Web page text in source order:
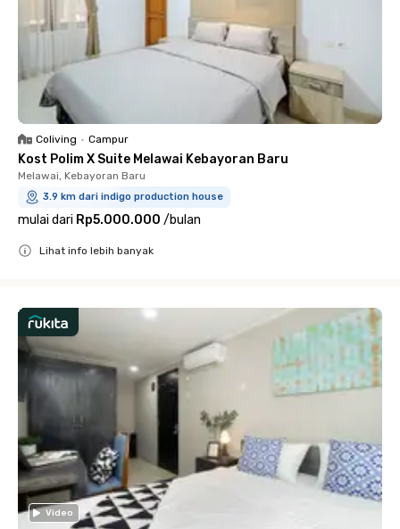
Coliving • Campur
Kost Polim X Suite Melawai Kebayoran Baru
Melawai, Kebayoran Baru
3.9 km dari indigo production house
mulai dari Rp5.000.000 /bulan
Lihat info lebih banyak
Video